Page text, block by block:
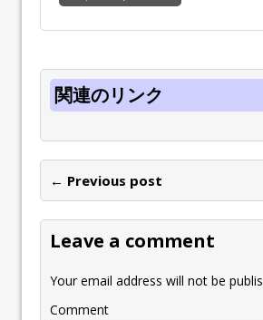
関連のリンク
← Previous post
Leave a comment
Your email address will not be
Comment